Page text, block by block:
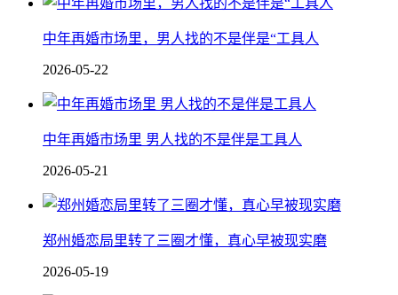
中年再婚市场里，男人找的不是伴是“工具人
2026-05-22
中年再婚市场里 男人找的不是伴是工具人
2026-05-21
郑州婚恋局里转了三圈才懂，真心早被现实磨
2026-05-19